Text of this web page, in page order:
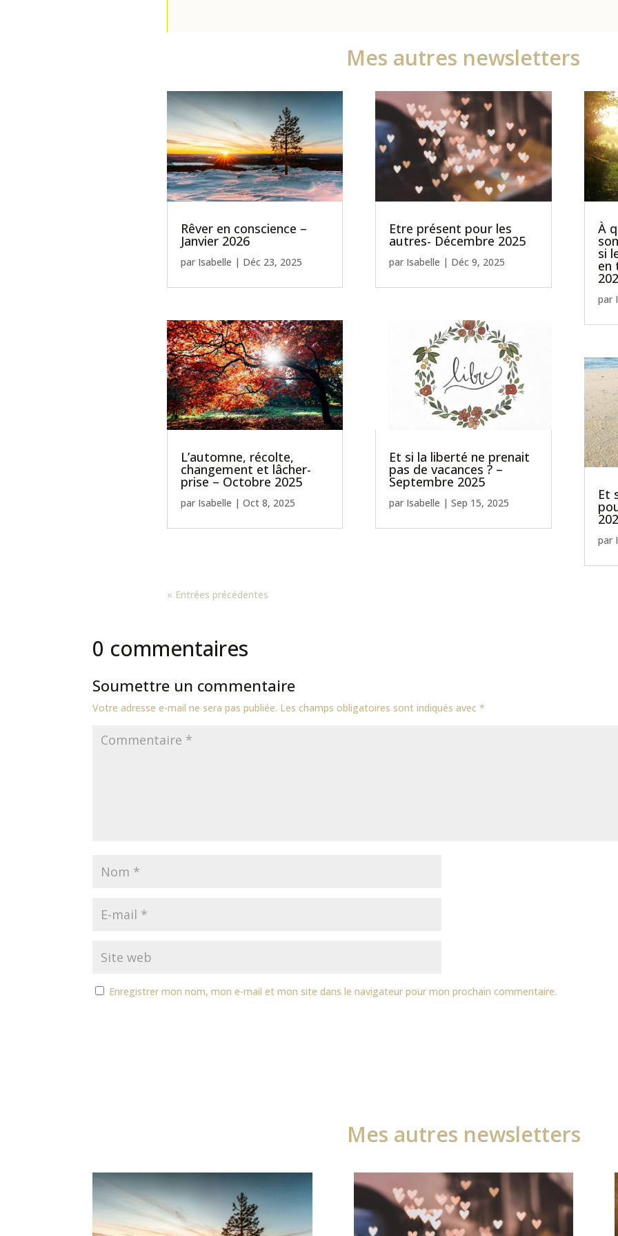
Mes autres newsletters
Rêver en conscience –
Janvier 2026
par Isabelle | Déc 23, 2025
L’automne, récolte,
changement et lâcher-
prise – Octobre 2025
par Isabelle | Oct 8, 2025
Etre présent pour les
autres- Décembre 2025
par Isabelle | Déc 9, 2025
Et si la liberté ne prenait
pas de vacances ? –
Septembre 2025
par Isabelle |Sep 15, 2025
À
si
en
par
Et
par
« Entrées précédentes
0 commentaires
Soumettre un commentaire
Votre adresse e-mail ne sera pas publiée. Les champs obligatoires sont indiqués avec*
Enregistrer mon nom, mon e-mail et mon site dans le navigateur pour mon prochain commentaire.
Mes autres newsletters